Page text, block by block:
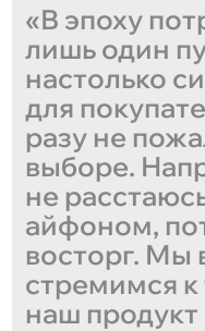
«В эпоху
лишь один
настолько
для
разу не
выборе.
не
айфоном,
восторг. Мы
стремимся
наш продукт